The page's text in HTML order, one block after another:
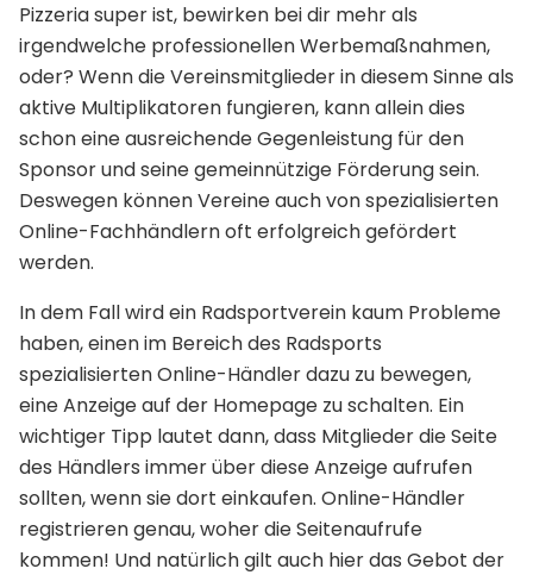
Pizzeria super ist, bewirken bei dir mehr als
irgendwelche professionellen Werbemaßnahmen,
oder? Wenn die Vereinsmitglieder in diesem Sinne als
aktive Multiplikatoren fungieren, kann allein dies
schon eine ausreichende Gegenleistung für den
Sponsor und seine gemeinnützige Förderung sein.
Deswegen können Vereine auch von spezialisierten
Online-Fachhändlern oft erfolgreich gefördert
werden.
In dem Fall wird ein Radsportverein kaum Probleme
haben, einen im Bereich des Radsports
spezialisierten Online-Händler dazu zu bewegen,
eine Anzeige auf der Homepage zu schalten. Ein
wichtiger Tipp lautet dann, dass Mitglieder die Seite
des Händlers immer über diese Anzeige aufrufen
sollten, wenn sie dort einkaufen. Online-Händler
registrieren genau, woher die Seitenaufrufe
kommen! Und natürlich gilt auch hier das Gebot der